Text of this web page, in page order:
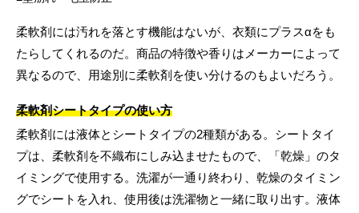
柔軟剤には汚れを落とす機能はないが、衣類にプラスαをも
たらしてくれるのだ。商品の特徴や香りはメーカーによって
異なるので、用途別に柔軟剤を使い分けるのもよいだろう。
柔軟剤シートタイプの使い方
柔軟剤には液体とシートタイプの2種類がある。シートタイ
プは、柔軟剤を不織布にしみ込ませたもので、「乾燥」のタ
イミングで使用する。洗濯が一通り終わり、乾燥のタイミン
グでシートを入れ、使用後は洗濯物と一緒に取り出す。液体